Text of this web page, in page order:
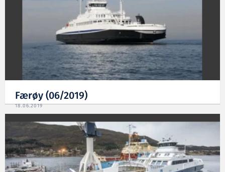
Færøy (06/2019)
18.06.2019